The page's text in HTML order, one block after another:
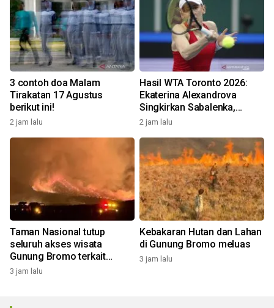
3 contoh doa Malam
Tirakatan 17 Agustus
berikut ini!
2 jam lalu
Hasil WTA Toronto 2026:
Ekaterina Alexandrova
Singkirkan Sabalenka,
Swiatek Segel Tiket
2 jam lalu
Taman Nasional tutup
seluruh akses wisata
Gunung Bromo terkait
kebakaran hutan dan lahan
3 jam lalu
Kebakaran Hutan dan Lahan
di Gunung Bromo meluas
3 jam lalu